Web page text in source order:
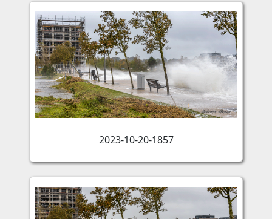
2023-10-20-1857